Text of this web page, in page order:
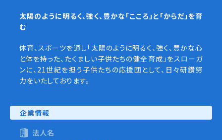
太陽のように明るく、強く、豊かな「こころ」と「からだ」を育
む
体育、スポーツを通し「太陽のように明るく、強く、豊かな心
と体を持った、たくましい子供たちの健全育成」をスローガ
ンに、21世紀を担う子供たちの応援団として、日々研鑽努
力をいたしております。
企業情報
法人名